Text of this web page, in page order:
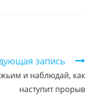
запись
и наблюдай, как
наступит прорыв